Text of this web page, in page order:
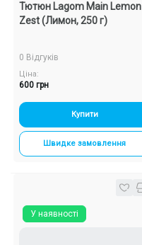
Тютюн Lagom Main Lemon
Zest (Лимон, 250 г)
0 Відгуків
Ціна:
600 грн
Купити
Швидке замовлення
У наявності